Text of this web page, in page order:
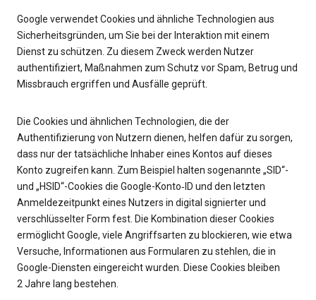
Google verwendet Cookies und ähnliche Technologien aus
Sicherheitsgründen, um Sie bei der Interaktion mit einem
Dienst zu schützen. Zu diesem Zweck werden Nutzer
authentifiziert, Maßnahmen zum Schutz vor Spam, Betrug und
Missbrauch ergriffen und Ausfälle geprüft.
Die Cookies und ähnlichen Technologien, die der
Authentifizierung von Nutzern dienen, helfen dafür zu sorgen,
dass nur der tatsächliche Inhaber eines Kontos auf dieses
Konto zugreifen kann. Zum Beispiel halten sogenannte „SID“-
und „HSID“-Cookies die Google-Konto‑ID und den letzten
Anmeldezeitpunkt eines Nutzers in digital signierter und
verschlüsselter Form fest. Die Kombination dieser Cookies
ermöglicht Google, viele Angriffsarten zu blockieren, wie etwa
Versuche, Informationen aus Formularen zu stehlen, die in
Google-Diensten eingereicht wurden. Diese Cookies bleiben
2 Jahre lang bestehen.